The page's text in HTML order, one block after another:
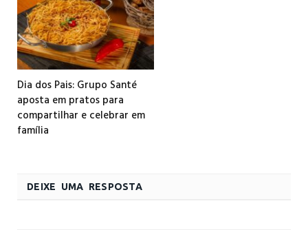
Dia dos Pais: Grupo Santé
aposta em pratos para
compartilhar e celebrar em
família
DEIXE UMA RESPOSTA